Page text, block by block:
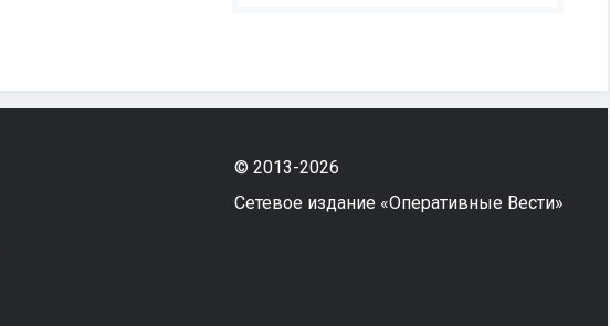
© 2013-2026
Сетевое издание «Оперативные Вести»